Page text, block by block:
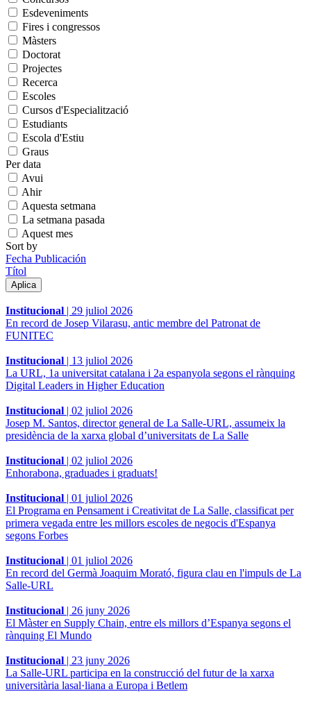
Esdeveniments
Fires i congressos
Màsters
Doctorat
Projectes
Recerca
Escoles
Cursos d'Especialització
Estudiants
Escola d'Estiu
Graus
Per data
Avui
Ahir
Aquesta setmana
La setmana pasada
Aquest mes
Sort by
Fecha Publicación
Títol
Institucional | 29 juliol 2026
En record de Josep Vilarasu, antic membre del Patronat de
FUNITEC
Institucional | 13 juliol 2026
La URL, 1a universitat catalana i 2a espanyola segons el rànquing
Digital Leaders in Higher Education
Institucional | 02 juliol 2026
Josep M. Santos, director general de La Salle-URL, assumeix la
presidència de la xarxa global d’universitats de La Salle
Institucional | 02 juliol 2026
Enhorabona, graduades i graduats!
Institucional | 01 juliol 2026
El Programa en Pensament i Creativitat de La Salle, classificat per
primera vegada entre les millors escoles de negocis d'Espanya
segons Forbes
Institucional | 01 juliol 2026
En record del Germà Joaquim Morató, figura clau en l'impuls de La
Salle-URL
Institucional | 26 juny 2026
El Màster en Supply Chain, entre els millors d’Espanya segons el
rànquing El Mundo
Institucional | 23 juny 2026
La Salle-URL participa en la construcció del futur de la xarxa
universitària lasal·liana a Europa i Betlem